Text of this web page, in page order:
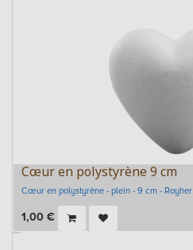
Cœur en polystyrène 9 cm
Cœur en polystyrène - plein - 9 cm - Rayher
1,00 €